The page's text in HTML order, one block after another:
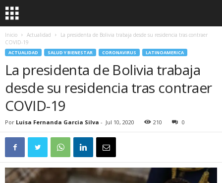
Inicio Actualidad
La presidenta de Bolivia trabaja desde su residencia tras contraer
COVID-19
ACTUALIDAD SALUD Y BIENESTAR CORONAVIRUS LATINOAMERICA
La presidenta de Bolivia trabaja
desde su residencia tras contraer
COVID-19
Por Luisa Fernanda Garcia Silva - Jul 10, 2020 210 0